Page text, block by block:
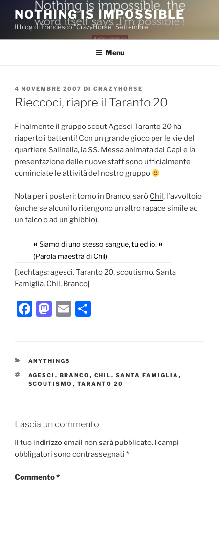
contenuto
NOTHING IS IMPOSSIBLE
Il blog di Francesco "CrazyHorse" Settembre
Menu
PUBBLICATO
IL
4 NOVEMBRE 2007 DI CRAZYHORSE
Rieccoci, riapre il Taranto 20
Finalmente il gruppo scout Agesci Taranto 20 ha
riaperto i battenti! Con un grande gioco per le vie del
quartiere Salinella, la SS. Messa animata dai Capi e la
presentazione delle nuove staff sono ufficialmente
cominciate le attività del nostro gruppo
Nota per i posteri: torno in Branco, sarò Chil, l'avvoltoio
(anche se alcuni lo ritengono un altro rapace simile ad
un falco o ad un ghibbio).
« Siamo di uno stesso sangue, tu ed io. »
(Parola maestra di Chil)
[techtags: agesci, Taranto 20, scoutismo, Santa
Famiglia, Chil, Branco]
F
e
b
o
k
M
o
d
o
E
vi
di
CATEGORIE
ANYTHINGS
TAG
AGESCI , BRANCO , CHIL , SANTA FAMIGLIA ,
SCOUTISMO , TARANTO 20
Lascia un commento
Il tuo indirizzo email non sarà pubblicato. I campi
obbligatori sono contrassegnati *
Commento*